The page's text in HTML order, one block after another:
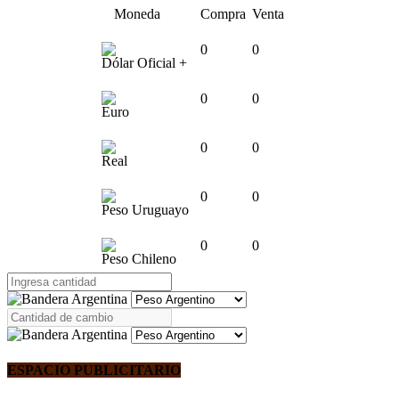
Moneda Compra Venta
Dólar Oficial +
0 0
Euro
0 0
Real
0 0
Peso Uruguayo
0 0
Peso Chileno
0 0
ESPACIO PUBLICITARIO